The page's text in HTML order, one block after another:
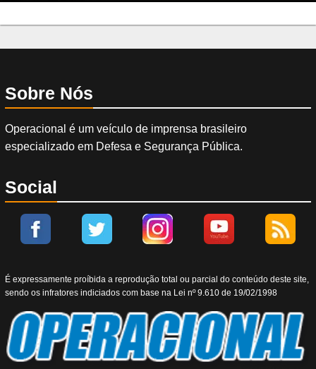
Sobre Nós
Operacional é um veículo de imprensa brasileiro
especializado em Defesa e Segurança Pública.
Social
É expressamente proíbida a reprodução total ou parcial do conteúdo deste site,
sendo os infratores indiciados com base na Lei nº 9.610 de 19/02/1998